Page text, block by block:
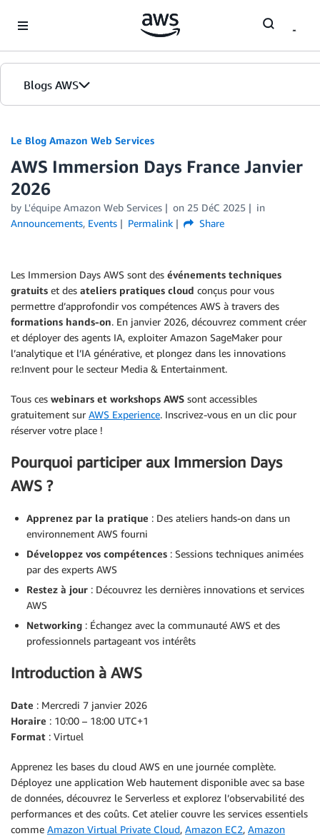
Blogs AWS
Accueil
Éditions
Le Blog Amazon Web Services
AWS Immersion Days France Janvier
2026
by L'équipe Amazon Web Services on 25 DéC 2025
in
Announcements, Events Permalink Share
Les Immersion Days AWS sont des événements techniques
gratuits et des ateliers pratiques cloud conçus pour vous
permettre d’approfondir vos compétences AWS à travers des
formations hands-on. En janvier 2026, découvrez comment créer
et déployer des agents IA, exploiter Amazon SageMaker pour
l’analytique et l’IA générative, et plongez dans les innovations
re:Invent pour le secteur Media & Entertainment.
Tous ces webinars et workshops AWS sont accessibles
gratuitement sur AWS Experience. Inscrivez-vous en un clic pour
réserver votre place !
Pourquoi participer aux Immersion Days
AWS ?
Apprenez par la pratique : Des ateliers hands-on dans un
environnement AWS fourni
Développez vos compétences : Sessions techniques animées
par des experts AWS
Restez à jour : Découvrez les dernières innovations et services
AWS
Networking : Échangez avec la communauté AWS et des
professionnels partageant vos intérêts
Introduction à AWS
Date : Mercredi 7 janvier 2026
Horaire : 10:00 – 18:00 UTC+1
Format : Virtuel
Apprenez les bases du cloud AWS en une journée complète.
Déployez une application Web hautement disponible avec sa base
de données, découvrez le Serverless et explorez l’observabilité des
performances et des coûts. Cet atelier couvre les services essentiels
comme Amazon Virtual Private Cloud, Amazon EC2, Amazon